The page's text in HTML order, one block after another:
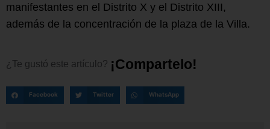
manifestantes en el Distrito X y el Distrito XIII,
además de la concentración de la plaza de la Villa.
¿Te gustó este artículo? ¡Compartelo!
Facebook Twitter WhatsApp